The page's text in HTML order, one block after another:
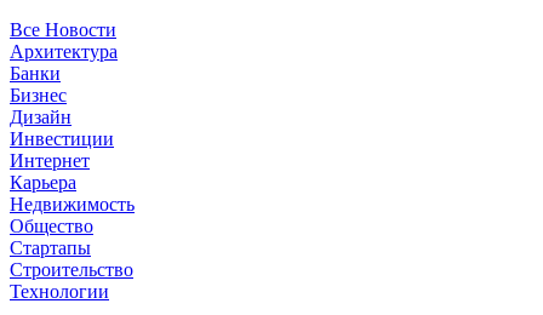
Все Новости
Архитектура
Банки
Бизнес
Дизайн
Инвестиции
Интернет
Карьера
Недвижимость
Общество
Стартапы
Строительство
Технологии